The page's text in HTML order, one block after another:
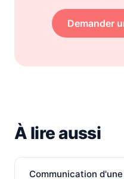
Demander
À lire aussi
Communication